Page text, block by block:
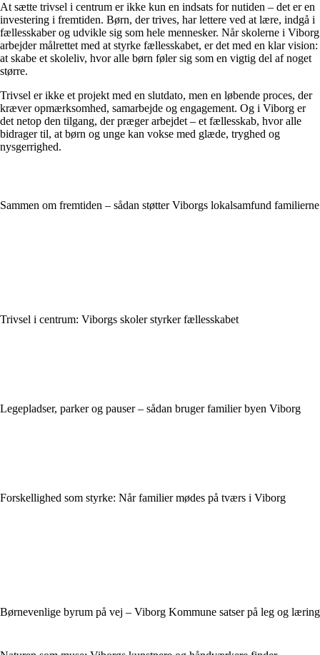
At sætte trivsel i centrum er ikke kun en indsats for nutiden – det er en
investering i fremtiden. Børn, der trives, har lettere ved at lære, indgå i
fællesskaber og udvikle sig som hele mennesker. Når skolerne i Viborg
arbejder målrettet med at styrke fællesskabet, er det med en klar vision:
at skabe et skoleliv, hvor alle børn føler sig som en vigtig del af noget
større.
Trivsel er ikke et projekt med en slutdato, men en løbende proces, der
kræver opmærksomhed, samarbejde og engagement. Og i Viborg er
det netop den tilgang, der præger arbejdet – et fællesskab, hvor alle
bidrager til, at børn og unge kan vokse med glæde, tryghed og
nysgerrighed.
Sammen om fremtiden – sådan støtter Viborgs lokalsamfund familierne
Trivsel i centrum: Viborgs skoler styrker fællesskabet
Legepladser, parker og pauser – sådan bruger familier byen Viborg
Forskellighed som styrke: Når familier mødes på tværs i Viborg
Børnevenlige byrum på vej – Viborg Kommune satser på leg og læring